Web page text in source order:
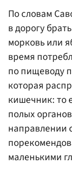
По словам
в дорогу
морковь или
время
по пищеводу
которая
кишечник: то
полых
направлении
маленькими